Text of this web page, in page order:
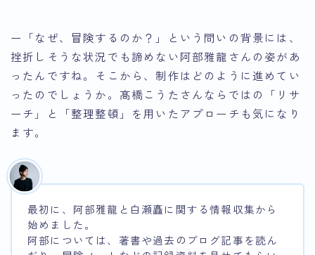
ー「なぜ、冒険するのか？」という問いの背景には、
挫折しそうな状況でも諦めない阿部雅龍さんの姿があ
ったんですね。そこから、制作はどのように進めてい
ったのでしょうか。髙橋こうたさんならではの「リサ
ーチ」と「整理整頓」を用いたアプローチも気になり
ます。
最初に、阿部雅龍と白瀬矗に関する情報収集から
始めました。
阿部については、著書や過去のブログ記事を読ん